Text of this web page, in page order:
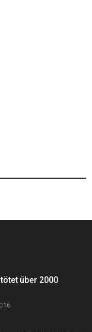
über 2000